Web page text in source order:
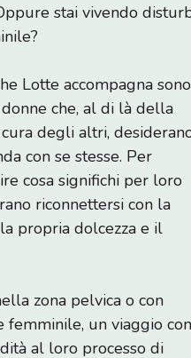
stai vivendo
Lotte accompagna sono
che, al di là della
degli altri,
con se stesse. Per
cosa significhi per loro
riconnettersi con la
propria dolcezza e il
zona pelvica o con
un viaggio
al loro processo di